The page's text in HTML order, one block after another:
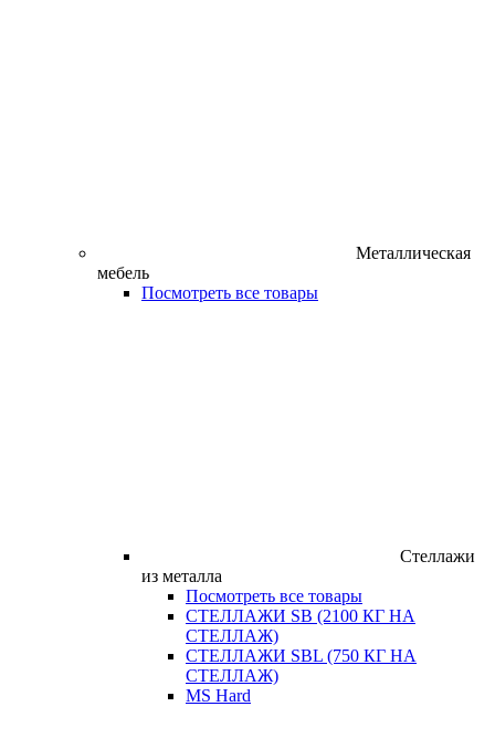
Металлическая
мебель
Посмотреть все товары
Стеллажи
из металла
Посмотреть все товары
СТЕЛЛАЖИ SB (2100 КГ НА
СТЕЛЛАЖ)
СТЕЛЛАЖИ SBL (750 КГ НА
СТЕЛЛАЖ)
MS Hard